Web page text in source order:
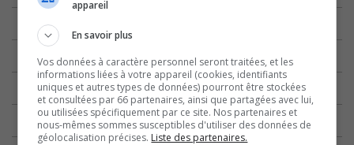
appareil
En savoir plus
Vos données à caractère personnel seront traitées, et les
informations liées à votre appareil (cookies, identifiants
uniques et autres types de données) pourront être stockées
et consultées par 66 partenaires, ainsi que partagées avec lui,
ou utilisées spécifiquement par ce site. Nos partenaires et
nous-mêmes sommes susceptibles d'utiliser des données de
géolocalisation précises. Liste des partenaires.